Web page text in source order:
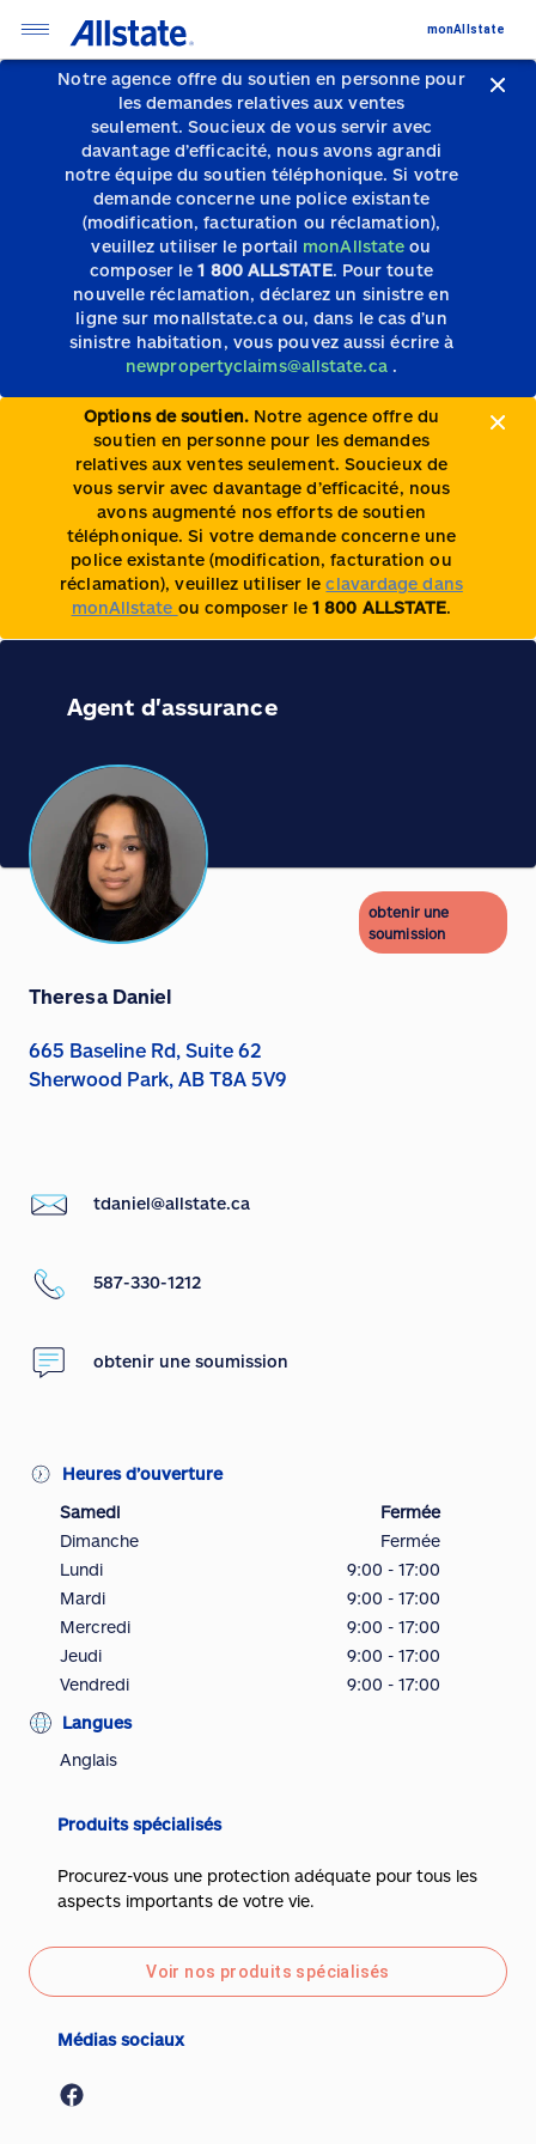
Notre agence offre du soutien en personne pour
les demandes relatives aux ventes
seulement.Soucieux de vous servir avec
davantage d’efficacité, nous avons agrandi
notre équipe du soutien téléphonique.Si votre
demande concerne une police existante
(modification, facturation ou réclamation),
veuillez utiliser le portail monAllstate ou
composer le1 800 ALLSTATE. Pour toute
nouvelle réclamation, déclarez un sinistre en
ligne sur monallstate.ca ou, dans le cas d’un
sinistre habitation, vous pouvez aussi écrire à
newpropertyclaims@allstate.ca .
Options de soutien.Notre agence offre du
soutien en personne pour les demandes
relatives aux ventes seulement. Soucieux de
vous servir avec davantage d’efficacité, nous
avons augmenté nos efforts de soutien
téléphonique. Si votre demande concerne une
police existante (modification, facturation ou
réclamation), veuillez utiliser leclavardage dans
monAllstate ou composer le1 800 ALLSTATE.
monAllstate
Agent d'assurance
obtenir une
soumission
Theresa Daniel
665 Baseline Rd, Suite 62
Sherwood Park, AB T8A 5V9
tdaniel@allstate.ca
587-330-1212
obtenir une soumission
Heures d’ouverture
Samedi
Fermée
Dimanche
Fermée
Lundi
9:00 - 17:00
Mardi
9:00 - 17:00
Mercredi
9:00 - 17:00
Jeudi
9:00 - 17:00
Vendredi
9:00 - 17:00
Langues
Anglais
Produits spécialisés
Procurez-vous une protection adéquate pour tous les
aspects importants de votre vie.
Voir nos produits spécialisés
Médias sociaux